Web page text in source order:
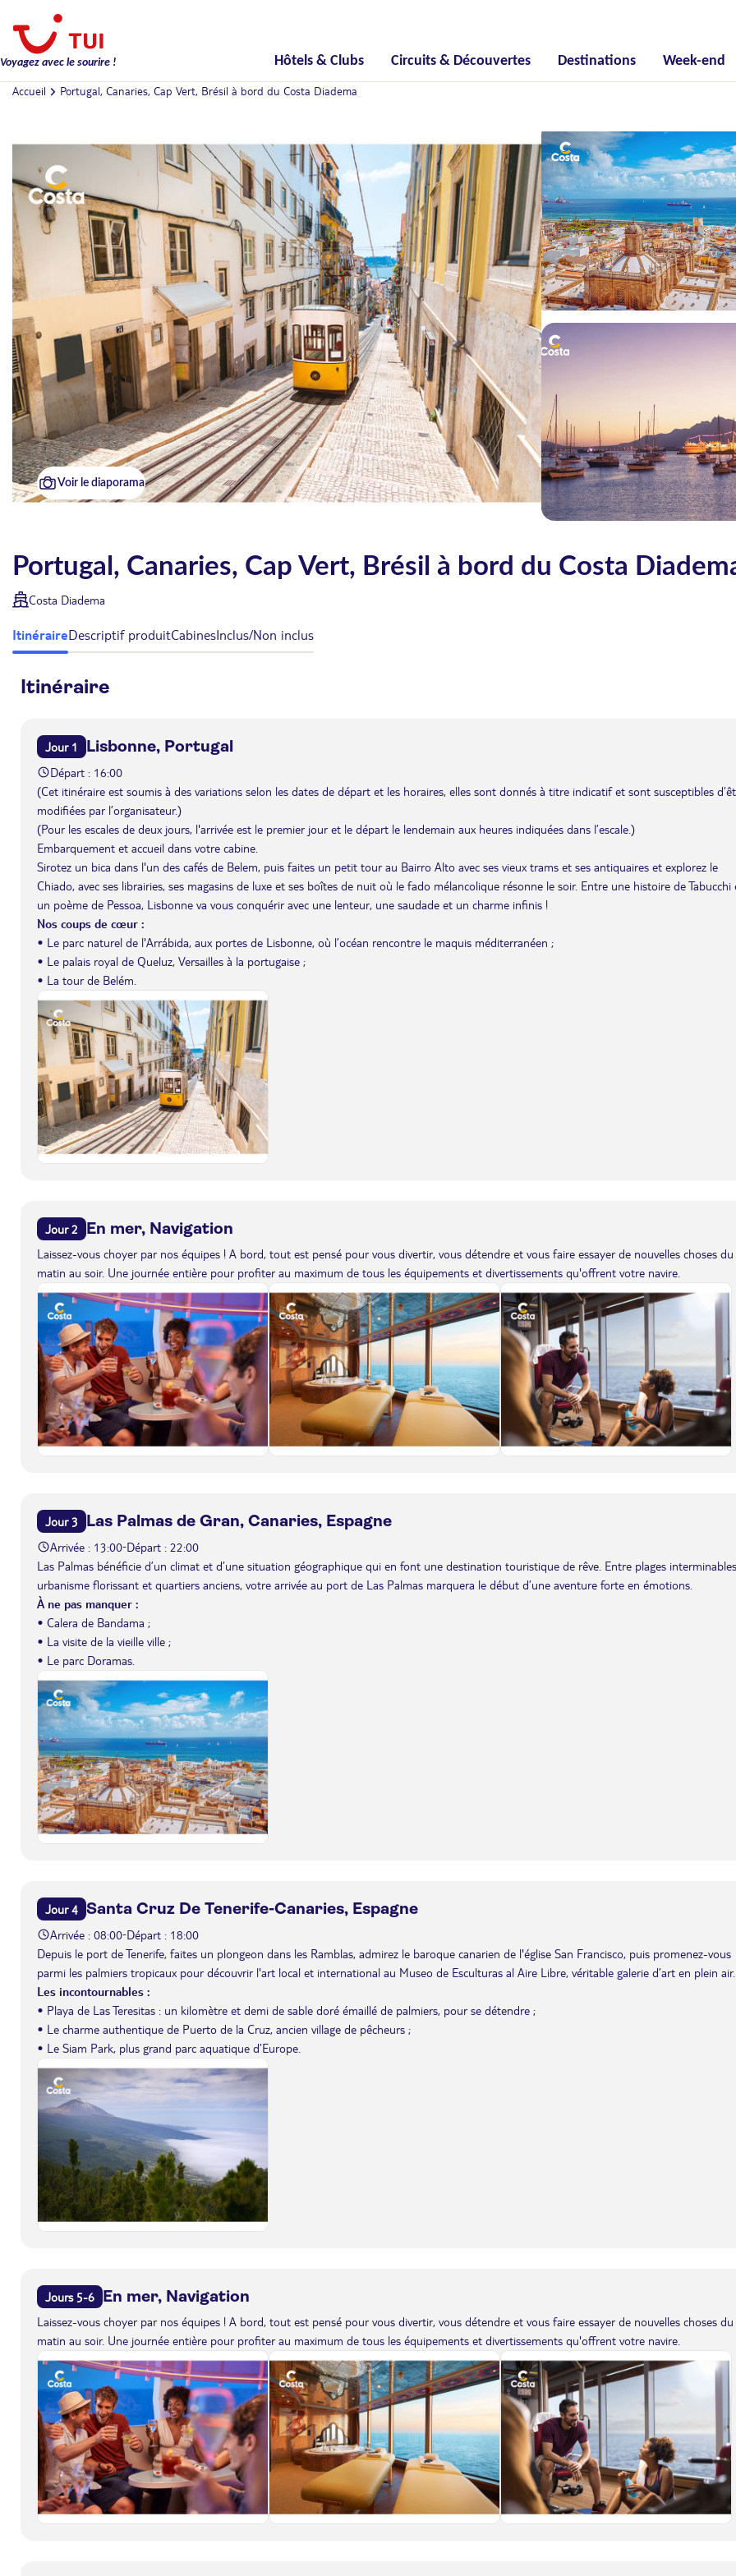
Voyagez avec le sourire ! Hôtels & Clubs Circuits & Découvertes Destinations Week-end
Accueil Portugal, Canaries, Cap Vert, Brésil à bord du Costa Diadema
Voir le diaporama
Portugal, Canaries, Cap Vert, Brésil à bord du Costa
Costa Diadema
ItinéraireDescriptif produitCabinesInclus/Non inclus
Itinéraire
Jour 1 Lisbonne, Portugal
Départ : 16:00
(Cet itinéraire est soumis à des variations selon les dates de départ et les horaires, elles sont donnés à titre indicatif et sont susceptibles
modifiées par l’organisateur.)
(Pour les escales de deux jours, l'arrivée est le premier jour et le départ le lendemain aux heures indiquées dans l’escale.)
Embarquement et accueil dans votre cabine.
Sirotez un bica dans l'un des cafés de Belem, puis faites un petit tour au Bairro Alto avec ses vieux trams et ses antiquaires et explorez le
Chiado, avec ses librairies, ses magasins de luxe et ses boîtes de nuit où le fado mélancolique résonne le soir. Entre une histoire de Tabucchi
un poème de Pessoa, Lisbonne va vous conquérir avec une lenteur, une saudade et un charme infinis !
Nos coups de cœur :
• Le parc naturel de l'Arrábida, aux portes de Lisbonne, où l’océan rencontre le maquis méditerranéen ;
• Le palais royal de Queluz, Versailles à la portugaise ;
• La tour de Belém.
Jour 2 En mer, Navigation
Laissez-vous choyer par nos équipes ! A bord, tout est pensé pour vous divertir, vous détendre et vous faire essayer de nouvelles choses du
matin au soir. Une journée entière pour profiter au maximum de tous les équipements et divertissements qu'offrent votre navire.
Jour 3 Las Palmas de Gran, Canaries, Espagne
Arrivée : 13:00-Départ : 22:00
Las Palmas bénéficie d’un climat et d’une situation géographique qui en font une destination touristique de rêve. Entre plages
urbanisme florissant et quartiers anciens, votre arrivée au port de Las Palmas marquera le début d’une aventure forte en émotions.
À ne pas manquer :
• Calera de Bandama ;
• La visite de la vieille ville ;
• Le parc Doramas.
Jour 4 Santa Cruz De Tenerife-Canaries, Espagne
Arrivée : 08:00-Départ : 18:00
Depuis le port de Tenerife, faites un plongeon dans les Ramblas, admirez le baroque canarien de l'église San Francisco, puis promenez-vous
parmi les palmiers tropicaux pour découvrir l'art local et international au Museo de Esculturas al Aire Libre, véritable galerie d’art en plein air.
Les incontournables :
• Playa de Las Teresitas : un kilomètre et demi de sable doré émaillé de palmiers, pour se détendre ;
• Le charme authentique de Puerto de la Cruz, ancien village de pêcheurs ;
• Le Siam Park, plus grand parc aquatique d’Europe.
Jours 5-6 En mer, Navigation
Laissez-vous choyer par nos équipes ! A bord, tout est pensé pour vous divertir, vous détendre et vous faire essayer de nouvelles choses du
matin au soir. Une journée entière pour profiter au maximum de tous les équipements et divertissements qu'offrent votre navire.